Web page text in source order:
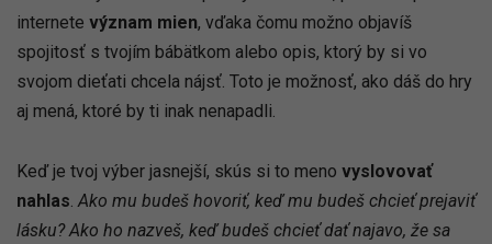
internete význam mien, vďaka čomu možno objavíš
spojitosť s tvojím bábätkom alebo opis, ktorý by si vo
svojom dieťati chcela nájsť. Toto je možnosť, ako dáš do hry
aj mená, ktoré by ti inak nenapadli.
Keď je tvoj výber jasnejší, skús si to meno vyslovovať
nahlas Ako mu budeš hovoriť, keď mu budeš chcieť prejaviť
lásku? Ako ho nazveš, keď budeš chcieť dať najavo, že sa